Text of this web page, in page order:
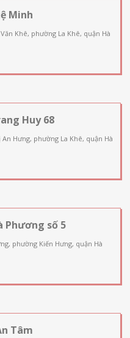
Minh
Khê, phường La Khê, quận Hà
Huy 68
An Hưng, phường La Khê, quận Hà
Phương số 5
phường Kiến Hưng, quận Hà
Tâm